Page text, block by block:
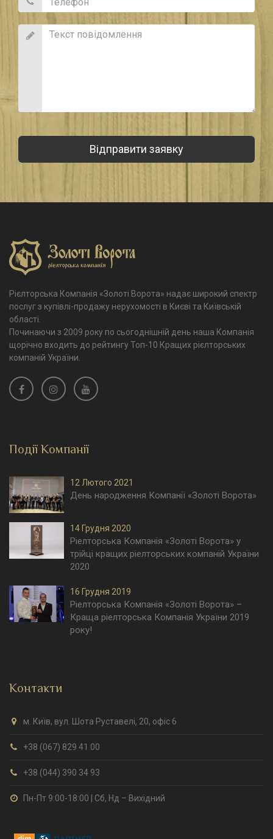
Рієлторська Компанія «Золоті Ворота» надає широкий спектр
послуг з купівлі-продажу нерухомості в Києві та Київській
області.
Починаючи з 2009 року по сьогоднішній день наша Компанія
щорічно входить до рейтингу Топ-10 Кращих рієлторських
компаній України.
Події Компанії
12 Лютого 2021
День народження Компанії «Золоті Ворота»
14 Грудня 2020
Ріелторська Компанія «Золоті Ворота» у
трійці кращих ріелторських компаній України
2020
16 Грудня 2019
Ріелторська Компанія «Золоті Ворота» –
Краща ріелторська Компанія України 2019
року!
Контакти
м. Київ, вул. Шота Руставелі, 20, офіс 6
+38 (067) 829 41 00
+38 (044) 390 34 93
Пн-Пт 9:00-18:00 | Сб, Нд – Вихідний